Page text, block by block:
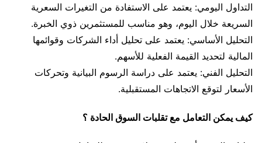
التداول اليومي: يعتمد على الاستفادة من التغيرات السعرية
السريعة خلال اليوم، وهو مناسب للمستثمرين ذوي الخبرة.
التحليل الأساسي: يعتمد على تحليل أداء الشركات وقوائمها
المالية لتحديد القيمة الفعلية للأسهم.
التحليل الفني: يعتمد على دراسة الرسوم البيانية وتحركات
الأسعار لتوقع الاتجاهات المستقبلية.
كيف يمكن التعامل مع تقلبات السوق الحادة ؟